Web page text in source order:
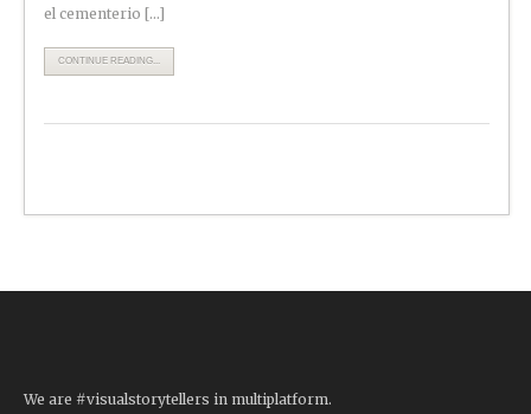
el cementerio […]
CONTINUE READING...
We are #visualstorytellers in multiplatform.